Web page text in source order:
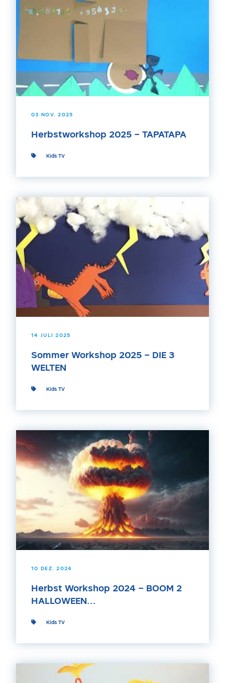
03 NOV. 2025
Herbstworkshop 2025 – TAPATAPA
Kids TV
14 JULI 2025
Sommer Workshop 2025 – DIE 3
WELTEN
Kids TV
10 DEZ. 2024
Herbst Workshop 2024 – BOOM 2
HALLOWEEN...
Kids TV